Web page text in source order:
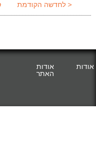
< לחדשה הקודמת
אודות
אודות
האתר